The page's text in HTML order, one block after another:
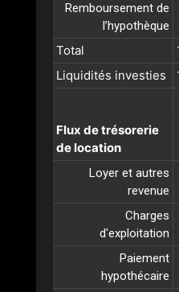
Remboursement de
l’hypothèque
Total
Liquidités investies
Flux de trésorerie
de location
Loyer et autres
revenue
Charges
d'exploitation
Paiement
hypothécaire